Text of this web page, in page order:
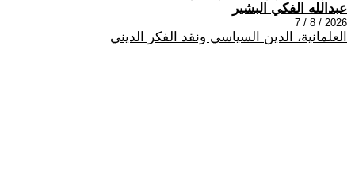
عبدالله الفكي البشير
2026 / 8 / 7
العلمانية، الدين السياسي ونقد الفكر الديني